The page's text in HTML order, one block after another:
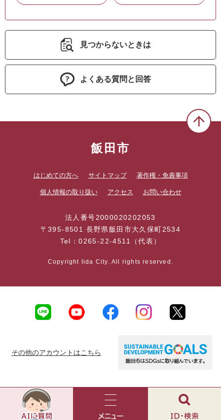
見つからないときは
よくある質問と回答
飯田市
はじめての方へ サイトマップ 著作権・免責事項
個人情報の取り扱い アクセス お問い合わせ
法人番号2000020202053
〒395-8501 長野県飯田市大久保町2534
Tel：0265-22-4511（代表）
Copyright Iida City. All rights reserved.
その他のアカウントはこちら